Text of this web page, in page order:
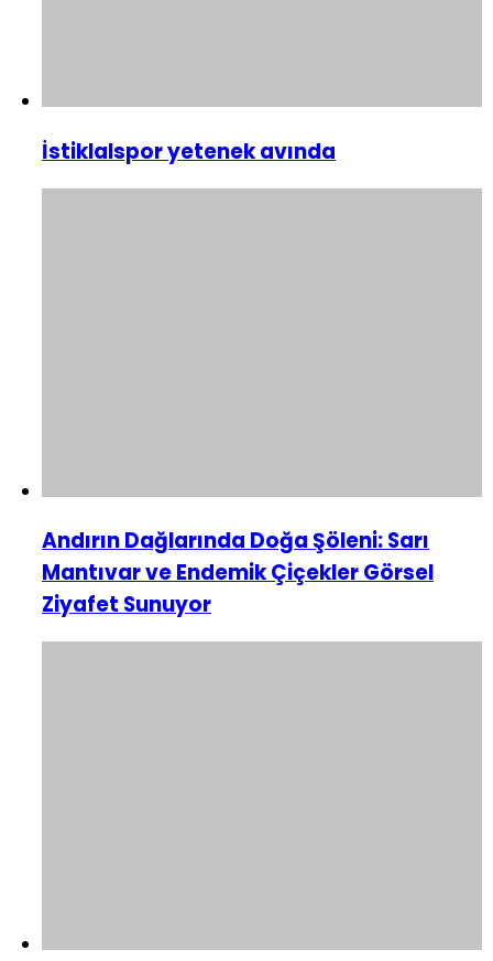
İstiklalspor yetenek avında
Andırın Dağlarında Doğa Şöleni: Sarı
Mantıvar ve Endemik Çiçekler Görsel
Ziyafet Sunuyor